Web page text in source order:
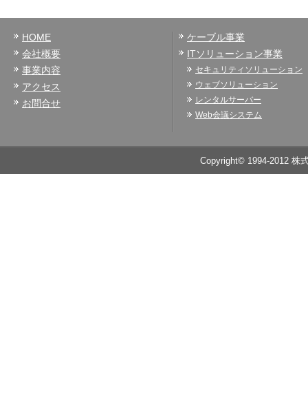
HOME
会社概要
事業内容
アクセス
お問合せ
ケーブル事業
ITソリューション事業
セキュリティソリューション
ウェブソリューション
レンタルサーバー
Web会議システム
Copyright© 1994-2012 株